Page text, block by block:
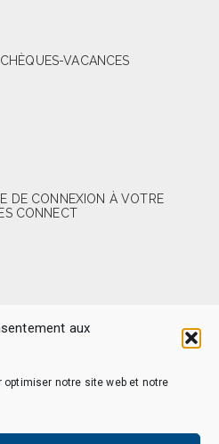
aux
notre site web et notre
VACANCES
DE CONNEXION À VOTRE
CONNECT
CNRS DISPONIBLE EN LIGNE